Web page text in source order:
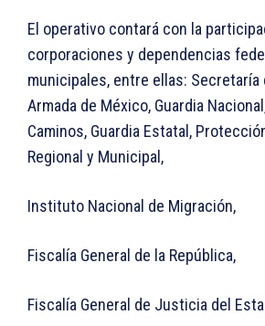
El operativo contará con la
corporaciones y dependencias
municipales, entre ellas: Secretaría
Armada de México, Guardia
Caminos, Guardia Estatal,
Regional y Municipal,
Instituto Nacional de Migración,
Fiscalía General de la República,
Fiscalía General de Justicia del